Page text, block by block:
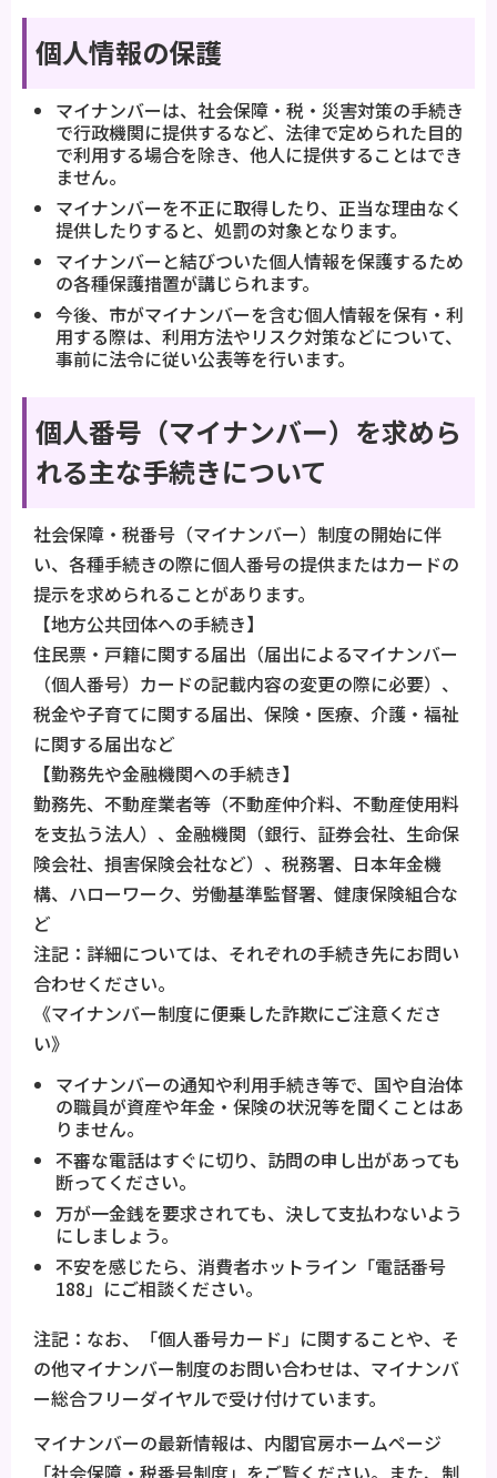
個人情報の保護
マイナンバーは、社会保障・税・災害対策の手続き
で行政機関に提供するなど、法律で定められた目的
で利用する場合を除き、他人に提供することはでき
ません。
マイナンバーを不正に取得したり、正当な理由なく
提供したりすると、処罰の対象となります。
マイナンバーと結びついた個人情報を保護するため
の各種保護措置が講じられます。
今後、市がマイナンバーを含む個人情報を保有・利
用する際は、利用方法やリスク対策などについて、
事前に法令に従い公表等を行います。
個人番号（マイナンバー）を求めら
れる主な手続きについて
社会保障・税番号（マイナンバー）制度の開始に伴
い、各種手続きの際に個人番号の提供またはカードの
提示を求められることがあります。
【地方公共団体への手続き】
住民票・戸籍に関する届出（届出によるマイナンバー
（個人番号）カードの記載内容の変更の際に必要）、
税金や子育てに関する届出、保険・医療、介護・福祉
に関する届出など
【勤務先や金融機関への手続き】
勤務先、不動産業者等（不動産仲介料、不動産使用料
を支払う法人）、金融機関（銀行、証券会社、生命保
険会社、損害保険会社など）、税務署、日本年金機
構、ハローワーク、労働基準監督署、健康保険組合な
ど
注記：詳細については、それぞれの手続き先にお問い
合わせください。
《マイナンバー制度に便乗した詐欺にご注意くださ
い》
マイナンバーの通知や利用手続き等で、国や自治体
の職員が資産や年金・保険の状況等を聞くことはあ
りません。
不審な電話はすぐに切り、訪問の申し出があっても
断ってください。
万が一金銭を要求されても、決して支払わないよう
にしましょう。
不安を感じたら、消費者ホットライン「電話番号
188」にご相談ください。
注記：なお、「個人番号カード」に関することや、そ
の他マイナンバー制度のお問い合わせは、マイナンバ
ー総合フリーダイヤルで受け付けています。
マイナンバーの最新情報は、内閣官房ホームページ